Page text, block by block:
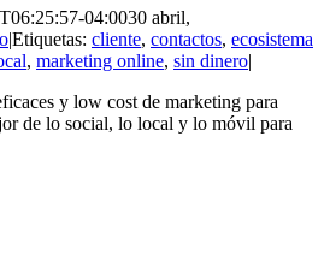
04:0030 abril,
|Etiquetas: cliente, contactos, ecosistema
, marketing online, sin dinero|
y low cost de marketing para
de lo social, lo local y lo móvil para